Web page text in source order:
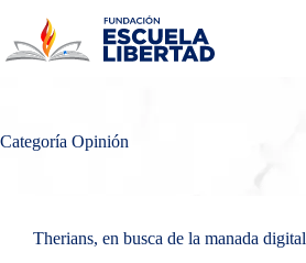
contenido
Categoría Opinión
Therians, en busca de la manada digital